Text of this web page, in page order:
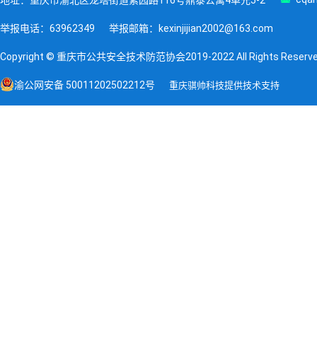
举报电话：63962349 举报邮箱：kexinjijian2002@163.com
Copyright © 重庆市公共安全技术防范协会2019-2022 All Rights
渝公网安备 50011202502212号 重庆骐帅科技提供技术支持